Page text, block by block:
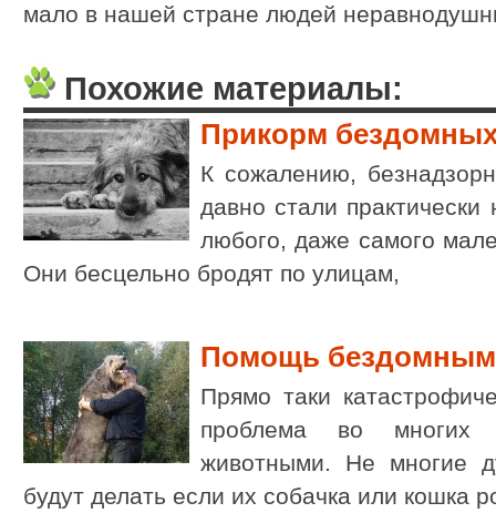
мало в нашей стране людей
Похожие материалы:
Прикорм
К сожалению,
давно стали
любого, даже самого
Они бесцельно бродят по улицам,
Помощь
Прямо таки
проблема во многих
животными. Не многие
будут делать если их собачка или кошка